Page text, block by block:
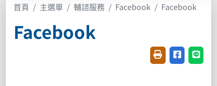
首頁 主選單 輔諮服務 Facebook Facebook
Facebook
友善列印(開新視
分享至臉書
分享